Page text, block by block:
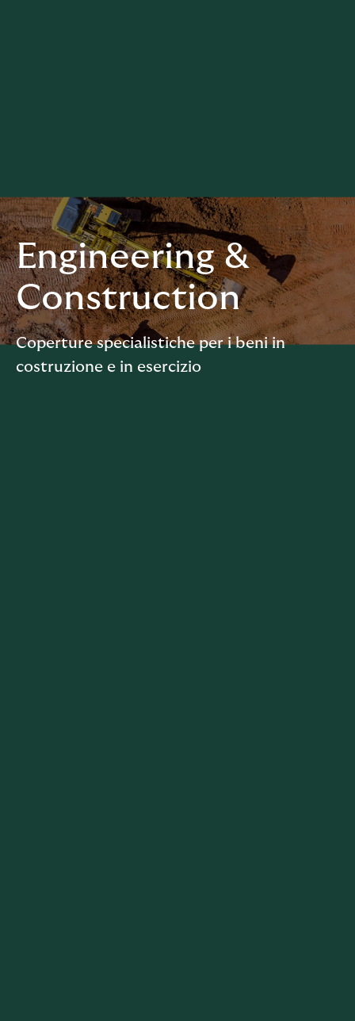
Engineering &
Construction
Coperture specialistiche per i beni in
costruzione e in esercizio